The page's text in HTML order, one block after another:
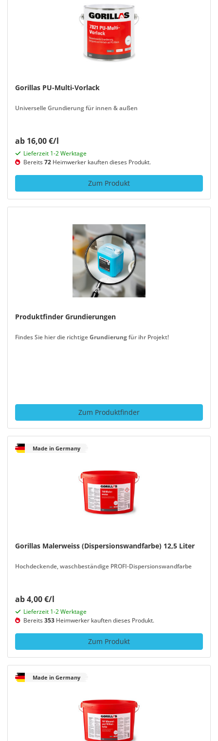
Gorillas PU-Multi-Vorlack
Universelle Grundierung für innen & außen
ab 16,00 €/l
Lieferzeit 1-2 Werktage
Bereits72 Heimwerker kauften dieses Produkt.
Zum Produkt
Produktfinder Grundierungen
Findes Sie hier die richtigeGrundierungfür ihr Projekt!
Zum Produktfinder
Made in Germany
Gorillas Malerweiss (Dispersionswandfarbe) 12,5 Liter
Hochdeckende, waschbeständige PROFI-Dispersionswandfarbe
ab 4,00 €/l
Lieferzeit 1-2 Werktage
Bereits353 Heimwerker kauften dieses Produkt.
Zum Produkt
Made in Germany